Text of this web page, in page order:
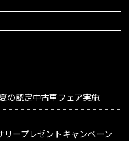
の認定中古車フェア実施
ープレゼントキャンペーン